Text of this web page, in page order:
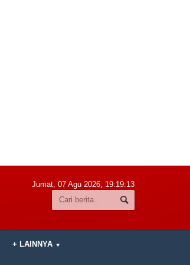
Jumat, 07 Agu 2026, 19:19:14
+ LAINNYA